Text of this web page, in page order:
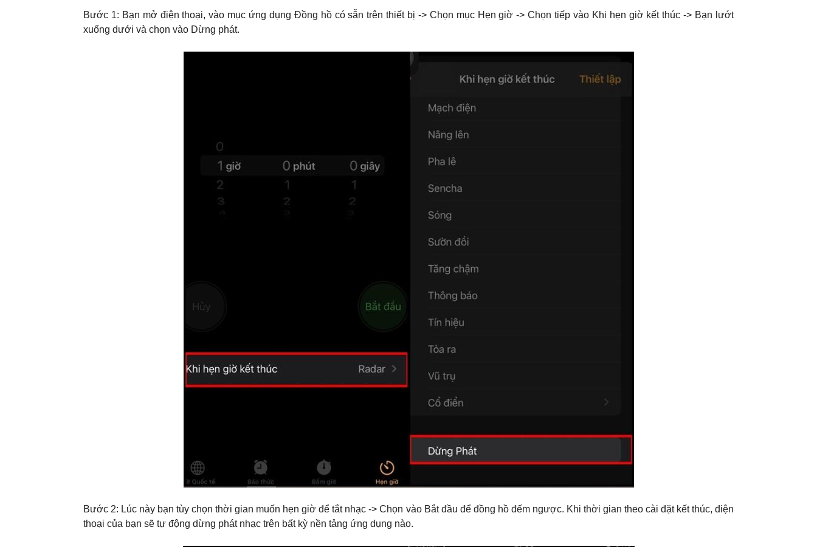
Bước 1: Bạn mở điện thoại, vào mục ứng dụng Đồng hồ có sẵn trên thiết bị -> Chọn mục Hẹn giờ -> Chọn tiếp vào Khi hẹn giờ kết thúc -> Bạn lướt
xuống dưới và chọn vào Dừng phát.
Bước 2: Lúc này bạn tùy chọn thời gian muốn hẹn giờ để tắt nhạc -> Chọn vào Bắt đầu để đồng hồ đếm ngược. Khi thời gian theo cài đặt kết thúc, điện
thoại của bạn sẽ tự động dừng phát nhạc trên bất kỳ nền tảng ứng dụng nào.